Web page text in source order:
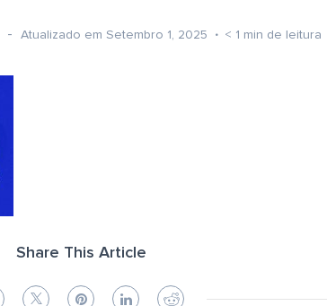
Atualizado em Setembro 1, 2025 < 1 min de leitura
Share This Article